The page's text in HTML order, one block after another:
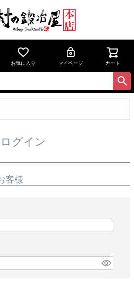
お気に入り マイページ カート
ログイン
客様